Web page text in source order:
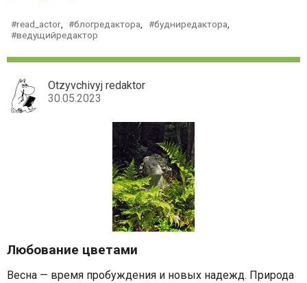
read_actor, блогредактора, будниредактора,
ведущийредактор
Otzyvchivyj redaktor
30.05.2023
Любование цветами
Весна — время пробуждения и новых надежд. Природа